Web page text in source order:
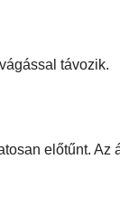
távozik.
előtűnt. Az